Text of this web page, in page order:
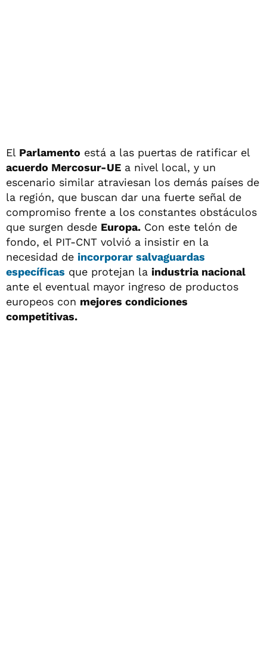
El Parlamento está a las puertas de ratificar el
acuerdo Mercosur-UE a nivel local, y un
escenario similar atraviesan los demás países de
la región, que buscan dar una fuerte señal de
compromiso frente a los constantes obstáculos
que surgen desde Europa. Con este telón de
fondo, el PIT-CNT volvió a insistir en la
necesidad de incorporar salvaguardas
específicas que protejan la industria nacional
ante el eventual mayor ingreso de productos
europeos con mejores condiciones
competitivas.